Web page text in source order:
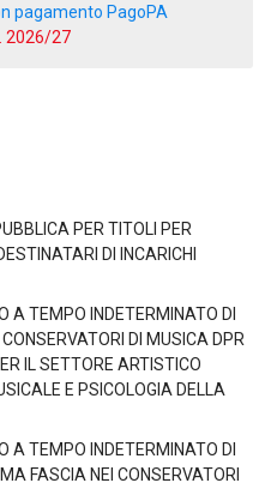
pagamento PagoPA
2026/27
PER TITOLI PER
DI INCARICHI
A TEMPO INDETERMINATO DI
DI MUSICA DPR
IL SETTORE ARTISTICO
E PSICOLOGIA DELLA
A TEMPO INDETERMINATO DI
FASCIA NEI CONSERVATORI